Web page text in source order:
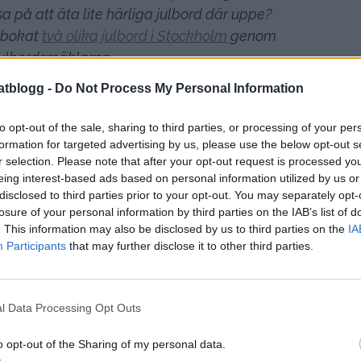
- Do Not Process My Personal Information
opt-out of the sale, sharing to third parties, or processing of your
for targeted advertising by us, please use the below opt-out
selection. Please note that after your opt-out request is processed
interest-based ads based on personal information utilized by us
to third parties prior to your opt-out. You may separately
of your personal information by third parties on the IAB’s list of
This information may also be disclosed by us to third parties on the
Participants that may further disclose it to other third parties.
Data Processing Opt Outs
opt-out of the Sharing of my personal data.
på att äta lite härliga julbord där uppe?
två olika julbord i Stockholm genom
att få en överblick över alla julborden när
Och det kostar inget extra, samma pris
Jag tycker det är ett extra plus
så bra vill ju gärna se bilder på hur
meny de har. Alla julbord är ju så olika.
.